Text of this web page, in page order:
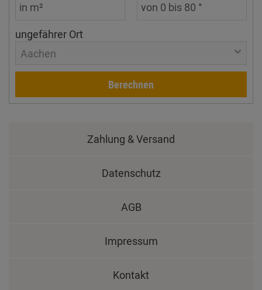
ungefährer Ort
Aachen
Berechnen
Zahlung & Versand
Datenschutz
AGB
Impressum
Kontakt